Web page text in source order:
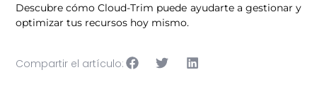
Descubre cómo Cloud-Trim puede ayudarte a gestionar y
optimizar tus recursos hoy mismo.
Compartir el artículo: